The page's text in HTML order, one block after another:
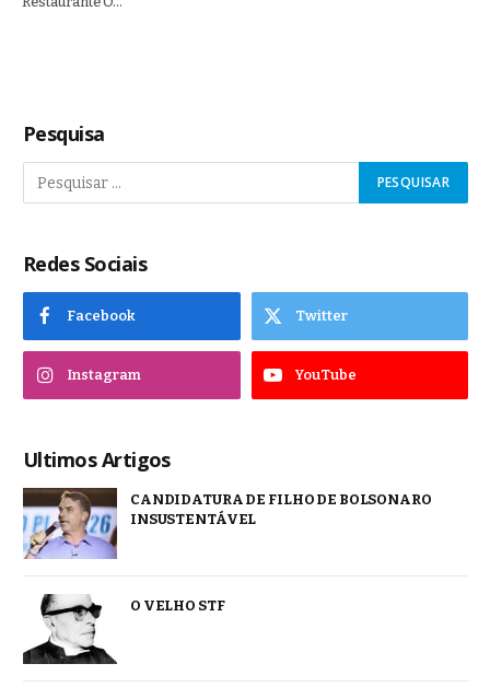
Pesquisa
Redes Sociais
Facebook Twitter
Instagram YouTube
Ultimos Artigos
CANDIDATURA DE FILHO DE BOLSONARO
INSUSTENTÁVEL
O VELHO STF